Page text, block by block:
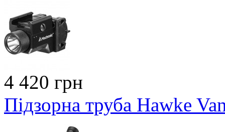
4 420 грн
Підзорна труба Hawke